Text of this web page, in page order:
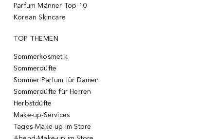
Parfum Männer Top 10
Korean Skincare
TOP THEMEN
Sommerkosmetik
Sommerdüfte
Sommer Parfum für Damen
Sommerdüfte für Herren
Herbstdüfte
Make-up-Services
Tages-Make-up im Store